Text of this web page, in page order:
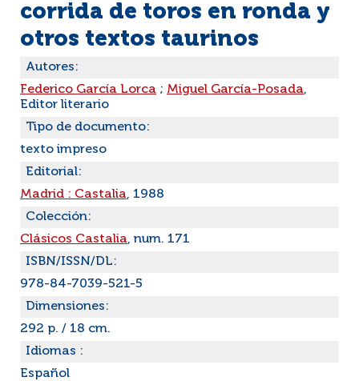
corrida de toros en ronda y
otros textos taurinos
Autores:
Federico García Lorca ; Miguel García-Posada,
Editor literario
Tipo de documento:
texto impreso
Editorial:
Madrid : Castalia, 1988
Colección:
Clásicos Castalia, num. 171
ISBN/ISSN/DL:
978-84-7039-521-5
Dimensiones:
292 p. / 18 cm.
Idiomas :
Español